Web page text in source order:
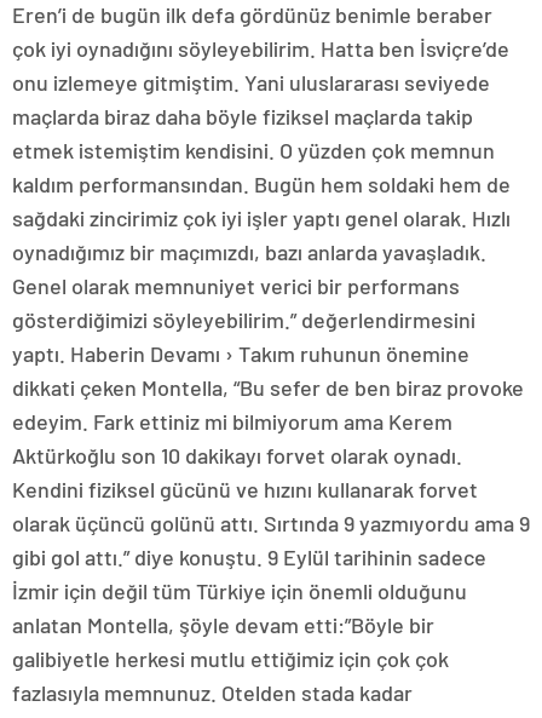
Eren’i de bugün ilk defa gördünüz benimle beraber
çok iyi oynadığını söyleyebilirim. Hatta ben İsviçre’de
onu izlemeye gitmiştim. Yani uluslararası seviyede
maçlarda biraz daha böyle fiziksel maçlarda takip
etmek istemiştim kendisini. O yüzden çok memnun
kaldım performansından. Bugün hem soldaki hem de
sağdaki zincirimiz çok iyi işler yaptı genel olarak. Hızlı
oynadığımız bir maçımızdı, bazı anlarda yavaşladık.
Genel olarak memnuniyet verici bir performans
gösterdiğimizi söyleyebilirim.” değerlendirmesini
yaptı. Haberin Devamı › Takım ruhunun önemine
dikkati çeken Montella, “Bu sefer de ben biraz provoke
edeyim. Fark ettiniz mi bilmiyorum ama Kerem
Aktürkoğlu son 10 dakikayı forvet olarak oynadı.
Kendini fiziksel gücünü ve hızını kullanarak forvet
olarak üçüncü golünü attı. Sırtında 9 yazmıyordu ama 9
gibi gol attı.” diye konuştu. 9 Eylül tarihinin sadece
İzmir için değil tüm Türkiye için önemli olduğunu
anlatan Montella, şöyle devam etti:”Böyle bir
galibiyetle herkesi mutlu ettiğimiz için çok çok
fazlasıyla memnunuz. Otelden stada kadar